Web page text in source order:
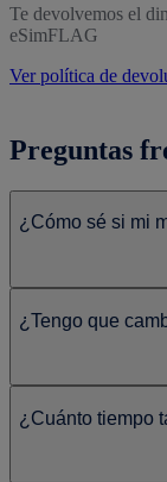
Te devolvemos el
eSimFLAG
Ver política de
Preguntas
¿Cómo sé si mi
¿Tengo que
¿Cuánto tiempo